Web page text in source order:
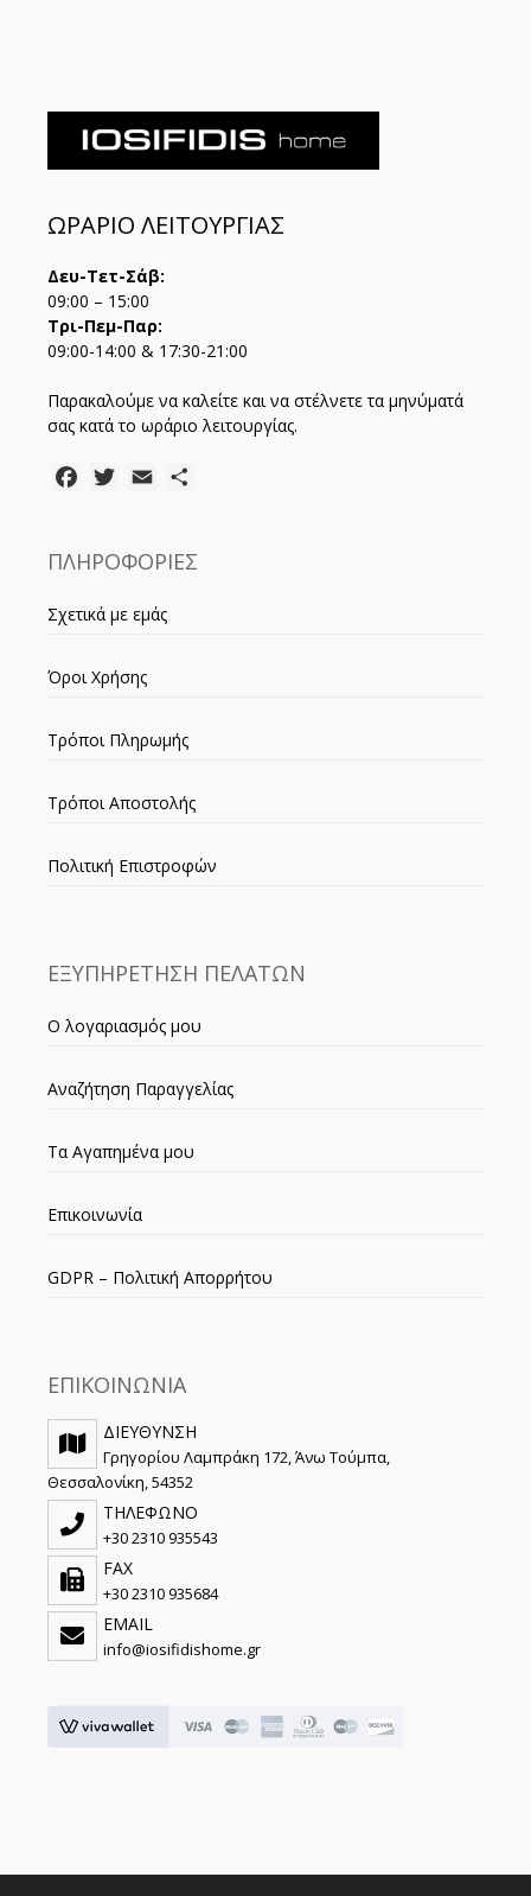
ΩΡΑΡΙΟ ΛΕΙΤΟΥΡΓΙΑΣ
Δευ-Τετ-Σάβ:
09:00 – 15:00
Τρι-Πεμ-Παρ:
09:00-14:00 & 17:30-21:00
Παρακαλούμε να καλείτε και να στέλνετε τα μηνύματά
σας κατά το ωράριο λειτουργίας.
FacebookTwitter
Email
ΠΛΗΡΟΦΟΡΙΕΣ
Σχετικά με εμάς
Όροι Χρήσης
Τρόποι Πληρωμής
Τρόποι Αποστολής
Πολιτική Επιστροφών
ΕΞΥΠΗΡΕΤΗΣΗ ΠΕΛΑΤΩΝ
Ο λογαριασμός μου
Αναζήτηση Παραγγελίας
Τα Αγαπημένα μου
Επικοινωνία
GDPR – Πολιτική Απορρήτου
ΕΠΙΚΟΙΝΩΝΙΑ
ΔΙΕΥΘΥΝΣΗ
Γρηγορίου Λαμπράκη 172, Άνω Τούμπα,
Θεσσαλονίκη, 54352
ΤΗΛΕΦΩΝΟ
+30 2310 935543
FAX
+30 2310 935684
EMAIL
info@iosifidishome.gr